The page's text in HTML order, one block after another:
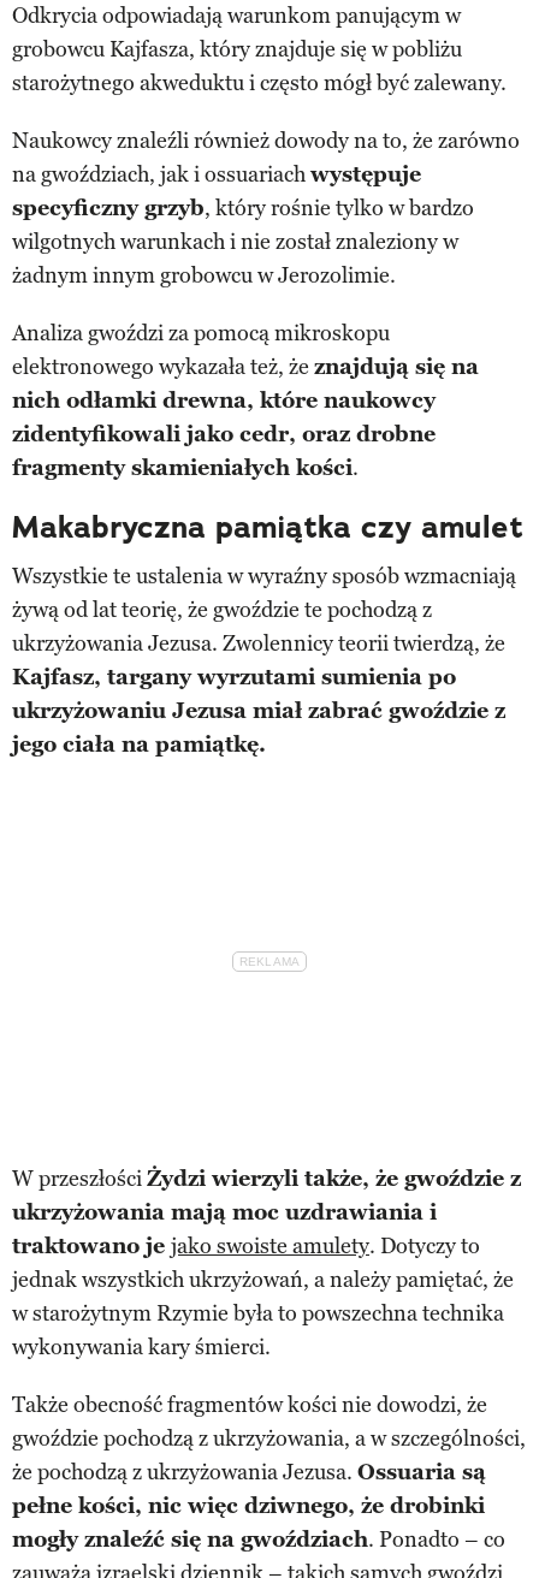
Odkrycia odpowiadają warunkom panującym w
grobowcu Kajfasza, który znajduje się w pobliżu
starożytnego akweduktu i często mógł być zalewany.
Naukowcy znaleźli również dowody na to, że zarówno
na gwoździach, jak i ossuariachwystępuje
specyficzny grzyb, który rośnie tylko w bardzo
wilgotnych warunkach i nie został znaleziony w
żadnym innym grobowcu w Jerozolimie.
Analiza gwoździ za pomocą mikroskopu
elektronowego wykazała też, że znajdują się na
nich odłamki drewna, które naukowcy
zidentyfikowali jako cedr, oraz drobne
fragmenty skamieniałych kości.
Makabryczna pamiątka czy amulet
Wszystkie te ustalenia w wyraźny sposób wzmacniają
żywą od lat teorię, że gwoździe te pochodzą z
ukrzyżowania Jezusa. Zwolennicy teorii twierdzą, że
Kajfasz, targany wyrzutami sumienia po
ukrzyżowaniu Jezusa miał zabrać gwoździe z
jego ciała na pamiątkę.
W przeszłościŻydzi wierzyli także, że gwoździe z
ukrzyżowania mają moc uzdrawiania i
traktowano je jako swoiste amulety. Dotyczy to
jednak wszystkich ukrzyżowań, a należy pamiętać, że
w starożytnym Rzymie była to powszechna technika
wykonywania kary śmierci.
Także obecność fragmentów kości nie dowodzi, że
gwoździe pochodzą z ukrzyżowania, a w szczególności,
że pochodzą z ukrzyżowania Jezusa. Ossuaria są
pełne kości, nic więc dziwnego, że drobinki
mogły znaleźć się na gwoździach. Ponadto – co